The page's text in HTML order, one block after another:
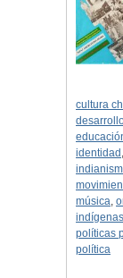
cultura
identidad ,
música,
indígenas
políticas
política